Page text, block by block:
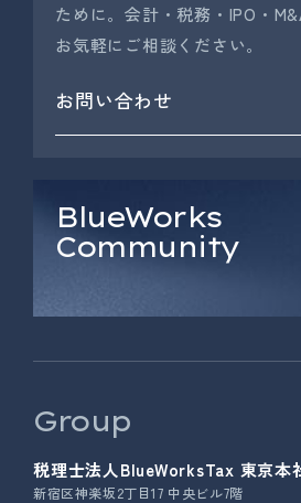
ために。会計・税務・IPO・
お気軽にご相談ください。
お問い合わせ
BlueWorks
Community
Group
税理士法人BlueWorksTax 東京本
新宿区神楽坂2丁目17 中央ビル7階